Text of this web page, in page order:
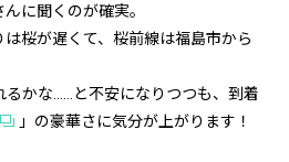
に聞くのが確実。
桜が遅くて、桜前線は福島市から
るかな……と不安になりつつも、到着
」の豪華さに気分が上がります！